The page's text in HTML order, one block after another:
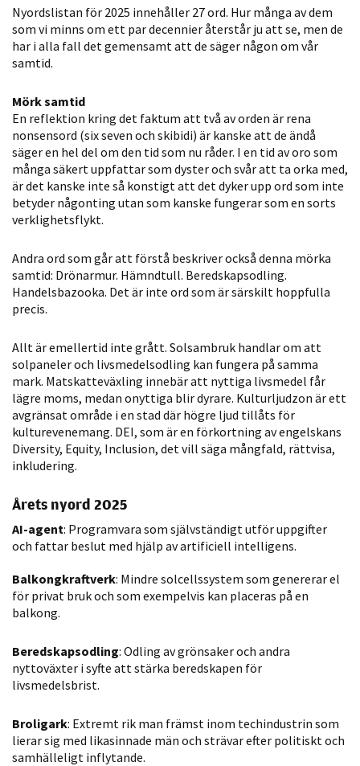
Nyordslistan för 2025 innehåller 27 ord. Hur många av dem
som vi minns om ett par decennier återstår ju att se, men de
har i alla fall det gemensamt att de säger någon om vår
samtid.
Mörk samtid
En reflektion kring det faktum att två av orden är rena
nonsensord (six seven och skibidi) är kanske att de ändå
säger en hel del om den tid som nu råder. I en tid av oro som
många säkert uppfattar som dyster och svår att ta orka med,
är det kanske inte så konstigt att det dyker upp ord som inte
betyder någonting utan som kanske fungerar som en sorts
verklighetsflykt.
Andra ord som går att förstå beskriver också denna mörka
samtid: Drönarmur. Hämndtull. Beredskapsodling.
Handelsbazooka. Det är inte ord som är särskilt hoppfulla
precis.
Allt är emellertid inte grått. Solsambruk handlar om att
solpaneler och livsmedelsodling kan fungera på samma
mark. Matskatteväxling innebär att nyttiga livsmedel får
lägre moms, medan onyttiga blir dyrare. Kulturljudzon är ett
avgränsat område i en stad där högre ljud tillåts för
kulturevenemang. DEI, som är en förkortning av engelskans
Diversity, Equity, Inclusion, det vill säga mångfald, rättvisa,
inkludering.
Årets nyord 2025
AI-agent: Programvara som självständigt utför uppgifter
och fattar beslut med hjälp av artificiell intelligens.
Balkongkraftverk: Mindre solcellssystem som genererar el
för privat bruk och som exempelvis kan placeras på en
balkong.
Beredskapsodling: Odling av grönsaker och andra
nyttoväxter i syfte att stärka beredskapen för
livsmedelsbrist.
Broligark: Extremt rik man främst inom techindustrin som
lierar sig med likasinnade män och strävar efter politiskt och
samhälleligt inflytande.
fungera.
förbättra
hemsidans
funktionalitet
och
uppbyggnad,
används.
För att vår
hemsida ska
prestera så
bra som
möjligt under
ditt besök.
Om du nekar
funktionalitet
att försvinna
hemsidan.
Marknadsföring
Genom att dela
beteende när du
surfar ökar du